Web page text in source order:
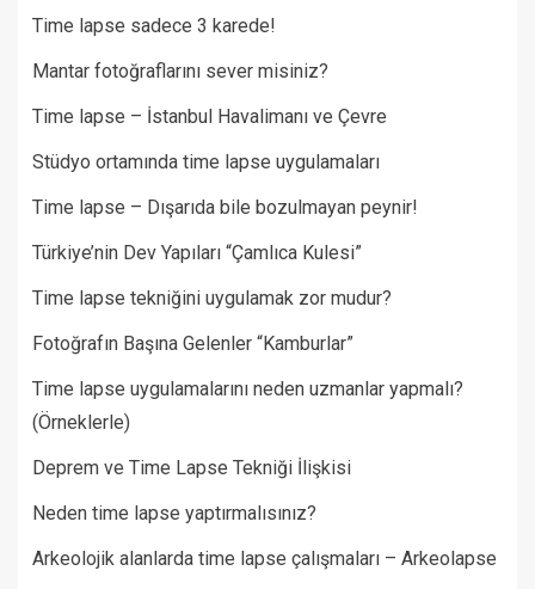
Time lapse sadece 3 karede!
Mantar fotoğraflarını sever misiniz?
Time lapse – İstanbul Havalimanı ve Çevre
Stüdyo ortamında time lapse uygulamaları
Time lapse – Dışarıda bile bozulmayan peynir!
Türkiye’nin Dev Yapıları “Çamlıca Kulesi”
Time lapse tekniğini uygulamak zor mudur?
Fotoğrafın Başına Gelenler “Kamburlar”​
Time lapse uygulamalarını neden uzmanlar yapmalı?
(Örneklerle)
Deprem ve Time Lapse Tekniği İlişkisi
Neden time lapse yaptırmalısınız?
Arkeolojik alanlarda time lapse çalışmaları – Arkeolapse